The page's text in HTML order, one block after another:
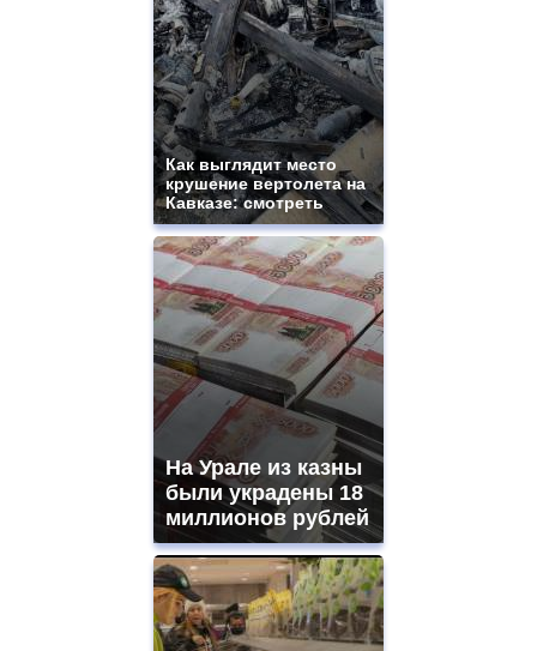
Как выглядит место
крушение вертолета на
Кавказе: смотреть
На Урале из казны
были украдены 18
миллионов рублей